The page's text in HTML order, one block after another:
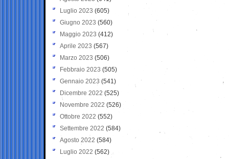
Luglio 2023 (605)
Giugno 2023 (560)
Maggio 2023 (412)
Aprile 2023 (567)
Marzo 2023 (506)
Febbraio 2023 (505)
Gennaio 2023 (541)
Dicembre 2022 (525)
Novembre 2022 (526)
Ottobre 2022 (552)
Settembre 2022 (584)
Agosto 2022 (584)
Luglio 2022 (562)